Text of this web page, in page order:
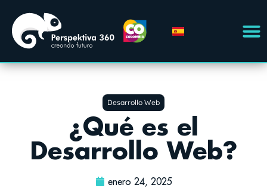
Desarrollo Web
¿Qué es el
Desarrollo Web?
enero 24, 2025